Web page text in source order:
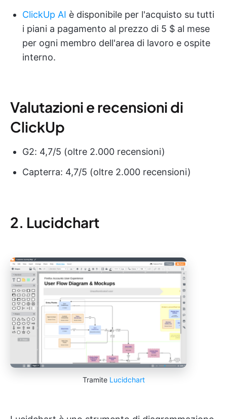
ClickUp AI è disponibile per l'acquisto su tutti
i piani a pagamento al prezzo di 5 $ al mese
per ogni membro dell'area di lavoro e ospite
interno.
Valutazioni e recensioni di
ClickUp
G2: 4,7/5 (oltre 2.000 recensioni)
Capterra: 4,7/5 (oltre 2.000 recensioni)
2. Lucidchart
Tramite Lucidchart